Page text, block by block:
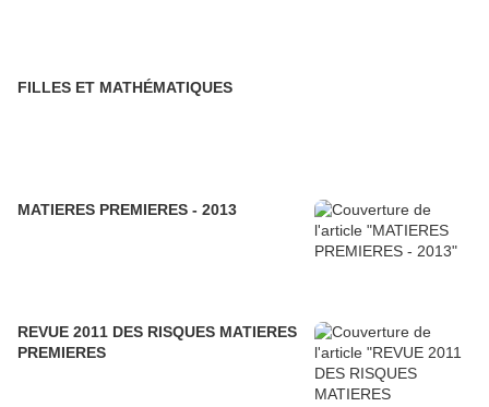
FILLES ET MATHÉMATIQUES
MATIERES PREMIERES - 2013
REVUE 2011 DES RISQUES MATIERES
PREMIERES